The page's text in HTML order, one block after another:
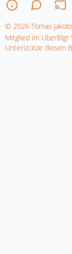
© 2026 Tomas
Mitglied im UberBlgr
Unterstütze diesen